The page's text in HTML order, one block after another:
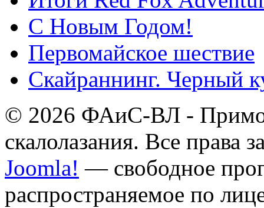
С Новым Годом!
Первомайское шествие
Скайраннинг. Черный
© 2026 ФАиС-ВЛ -
скалолазания. Все права
Joomla! — свободное
распространяемое по